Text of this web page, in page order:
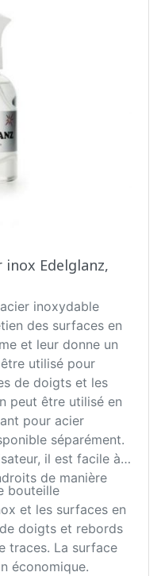
Edelglanz,
inoxydable
des surfaces en
et leur donne un
utilisé pour
de doigts et les
peut être utilisé en
pour acier
séparément.
il est facile à
de manière
bouteille
et les surfaces en
doigts et rebords
traces. La surface
économique.